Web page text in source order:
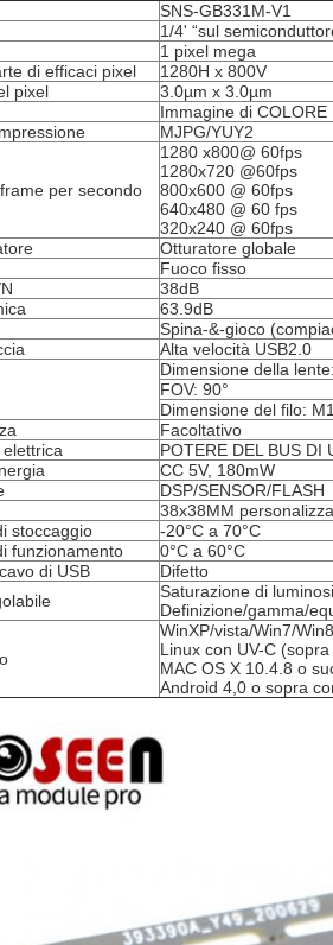
SNS-GB331M-V1
1/4' “sul
1 pixel mega
di efficaci pixel
1280H x 800V
pixel
3.0µm x 3.0µm
Immagine di COLORE
MJPG/YUY2
per secondo
1280 x800@ 60fps
1280x720 @60fps
800x600 @ 60fps
640x480 @ 60 fps
320x240 @ 60fps
Otturatore globale
Fuoco fisso
38dB
63.9dB
Spina-&-gioco
Alta velocità USB2.0
Dimensione della
FOV: 90°
Dimensione del filo:
Facoltativo
POTERE DEL BUS DI
CC 5V, 180mW
DSP/SENSOR/FLASH
38x38MM
stoccaggio
-20°C a 70°C
funzionamento
0°C a 60°C
di USB
Difetto
Saturazione di
Definizione/gamma/
WinXP/vista/Win7/
Linux con UV-C
MAC OS X 10.4.8 o
Android 4,0 o sopra